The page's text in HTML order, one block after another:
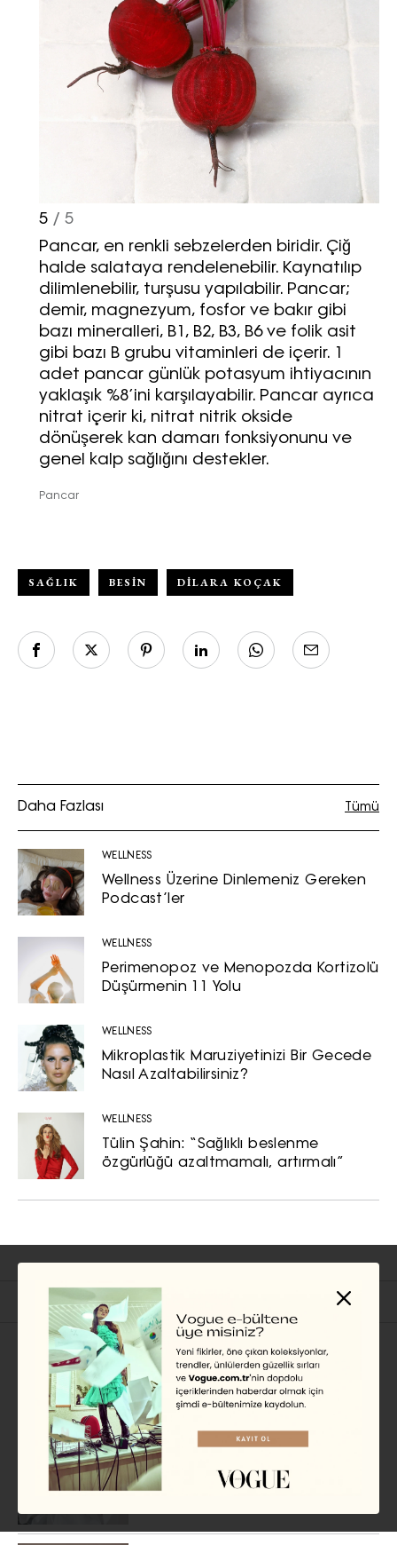
5 / 5
Pancar, en renkli sebzelerden biridir. Çiğ
halde salataya rendelenebilir. Kaynatılıp
dilimlenebilir, turşusu yapılabilir. Pancar;
demir, magnezyum, fosfor ve bakır gibi
bazı mineralleri, B1, B2, B3, B6 ve folik asit
gibi bazı B grubu vitaminleri de içerir. 1
adet pancar günlük potasyum ihtiyacının
yaklaşık %8’ini karşılayabilir. Pancar ayrıca
nitrat içerir ki, nitrat nitrik okside
dönüşerek kan damarı fonksiyonunu ve
genel kalp sağlığını destekler.
Pancar
SAĞLIK BESIN DILARA KOÇAK
Daha Fazlası Tümü
WELLNESS
Wellness Üzerine Dinlemeniz Gereken
Podcast’ler
WELLNESS
Perimenopoz ve Menopozda Kortizolü
Düşürmenin 11 Yolu
WELLNESS
Mikroplastik Maruziyetinizi Bir Gecede
Nasıl Azaltabilirsiniz?
WELLNESS
Tülin Şahin: “Sağlıklı beslenme
özgürlüğü azaltmamalı, artırmalı”
İlgili Başlıklar
WELLNESS
Bağırsak Sağlığınıza İyi
Gelmesi İçin Gıda
Tüketiminizde
Yapabileceğiniz Değişiklikler
ÖYKÜ BADUR